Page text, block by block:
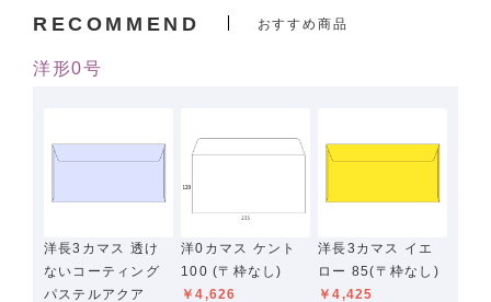
RECOMMEND おすすめ商品
洋形0号
洋長3カマス 透け
ないコーティング
パステルアクア
洋0カマス ケント
100 (〒枠なし)
￥4,626
洋長3カマス イエ
ロー 85(〒枠なし)
￥4,425